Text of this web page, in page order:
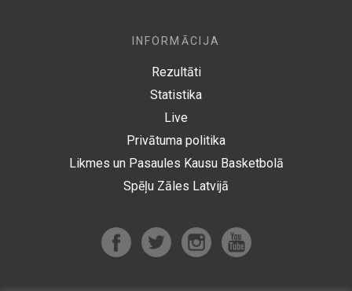
INFORMĀCIJA
Rezultāti
Statistika
Live
Privātuma politika
Likmes un Pasaules Kausu Basketbolā
Spēļu Zāles Latvijā